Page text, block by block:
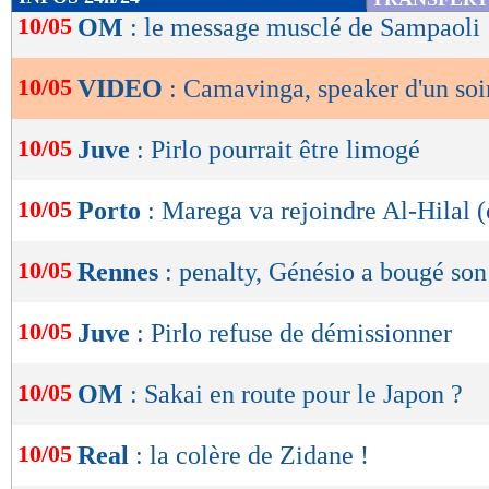
de
OK
10/05 OM : le message musclé de Sampaoli
10/05 VIDEO : Camavinga, speaker d'un
10/05 Juve : Pirlo pourrait être limogé
10/05 Porto : Marega va rejoindre Al-Hilal
10/05 Rennes : penalty, Génésio a bougé
10/05 Juve : Pirlo refuse de démissionner
10/05 OM : Sakai en route pour le Japon ?
10/05 Real : la colère de Zidane !